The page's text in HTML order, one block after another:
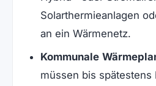
Solarthermieanlagen
an ein Wärmenetz.
Kommunale
müssen bis